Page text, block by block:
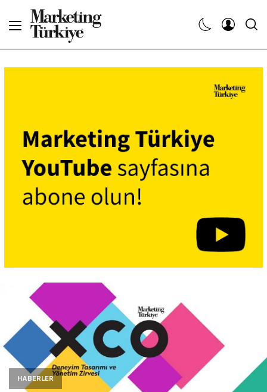
HABERLER
Dergiler
Etkinlikler
Araştırma